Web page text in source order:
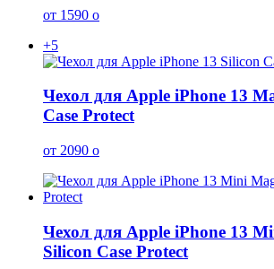
от 1590 o
+5
Чехол для Apple iPhone 13
Case Protect
от 2090 o
Чехол для Apple iPhone 13
Silicon Case Protect